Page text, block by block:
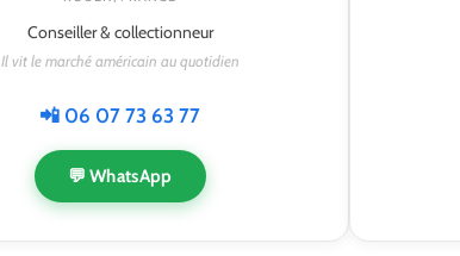
Conseiller & collectionneur
Il vit le marché américain au quotidien
📲 06 07 73 63 77
💬 WhatsApp